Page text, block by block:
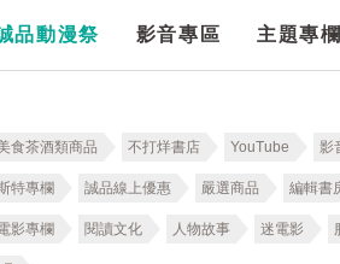
品動漫祭 影音專區 主題專欄
食茶酒類商品 不打烊書店 YouTube 影
特專欄 誠品線上優惠 嚴選商品 編輯書
影專欄 閱讀文化 人物故事 迷電影